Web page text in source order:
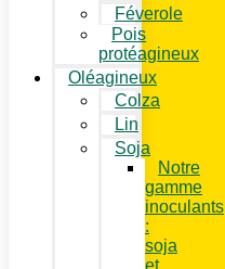
Féverole
Pois
protéagineux
Oléagineux
Colza
Lin
Soja
Notre
gamme
inoculants
:
soja
et